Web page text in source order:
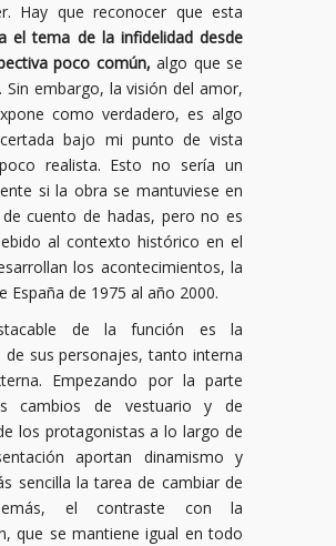
Hay que reconocer que esta
el tema de la infidelidad desde
poco común, algo que se
Sin embargo, la visión del amor,
como verdadero, es algo
bajo mi punto de vista
realista. Esto no sería un
si la obra se mantuviese en
cuento de hadas, pero no es
al contexto histórico en el
los acontecimientos, la
España de 1975 al año 2000.
de la función es la
de sus personajes, tanto interna
Empezando por la parte
cambios de vestuario y de
los protagonistas a lo largo de
aportan dinamismo y
sencilla la tarea de cambiar de
el contraste con la
que se mantiene igual en todo